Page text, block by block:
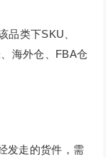
品类下SKU、
海外仓、FBA仓
发走的货件，需